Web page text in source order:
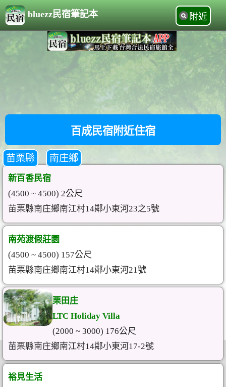
bluezz民宿筆記本 附近
百成民宿附近住宿
苗栗縣 南庄鄉
新百香民宿
(4500 ~ 4500) 2公尺
苗栗縣南庄鄉南江村14鄰小東河23之5號
南苑渡假莊園
(4500 ~ 4500) 157公尺
苗栗縣南庄鄉南江村14鄰小東河21號
栗田庄
LTC Holiday Villa
(2000 ~ 3000) 176公尺
苗栗縣南庄鄉南江村14鄰小東河17-2號
裕見生活